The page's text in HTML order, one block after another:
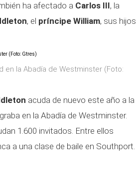
ha afectado a Carlos III, la
, el príncipe William, sus hijos
en la Abadía de Westminster (Foto:
acuda de nuevo este año a la
en la Abadía de Westminster.
1.600 invitados. Entre ellos
a una clase de baile en Southport.